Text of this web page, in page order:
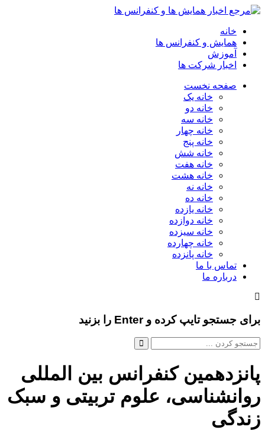
خانه
همایش و کنفرانس ها
آموزش
اخبار شرکت ها
صفحه نخست
خانه یک
خانه دو
خانه سه
خانه چهار
خانه پنج
خانه شش
خانه هفت
خانه هشت
خانه نه
خانه ده
خانه یازده
خانه دوازده
خانه سیزده
خانه چهارده
خانه پانزده
تماس با ما
درباره ما
برای جستجو تایپ کرده و Enter را بزنید
پانزدهمین کنفرانس بین المللی
روانشناسی، علوم تربیتی و سبک
زندگی